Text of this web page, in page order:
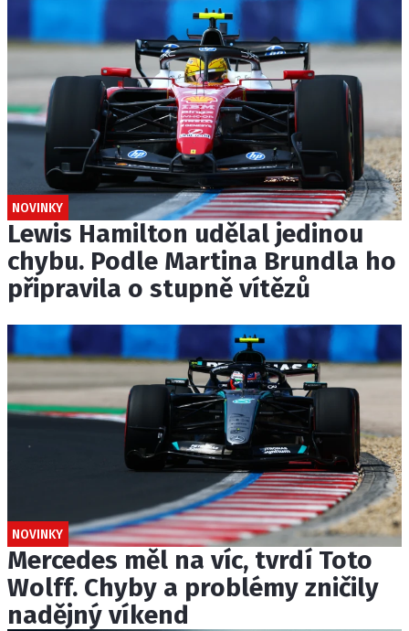
NOVINKY
Lewis Hamilton udělal jedinou
chybu. Podle Martina Brundla ho
připravila o stupně vítězů
NOVINKY
Mercedes měl na víc, tvrdí Toto
Wolff. Chyby a problémy zničily
nadějný víkend